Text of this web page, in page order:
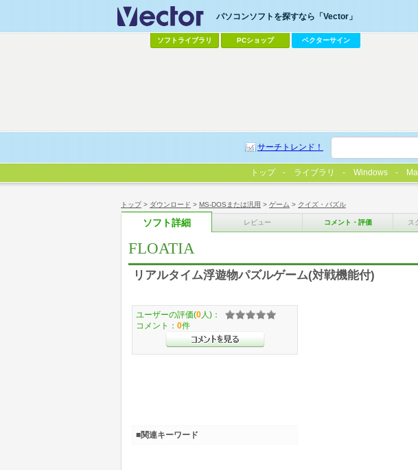
トップ> ダウンロード > MS-DOSまたは汎用 > ゲーム > クイズ・パズル
ソフト詳細 レビュー コメント・評価 ス
FLOATIA
リアルタイム浮遊物パズルゲーム(対戦機能付)
ユーザーの評価(0 人)：
コメント： 0件
■関連キーワード
パソコンソフトを探すなら「Vector」
ソフトライブラリ PCショップ ベクターサイン
サーチトレンド！
トップ ライブラリ Windows